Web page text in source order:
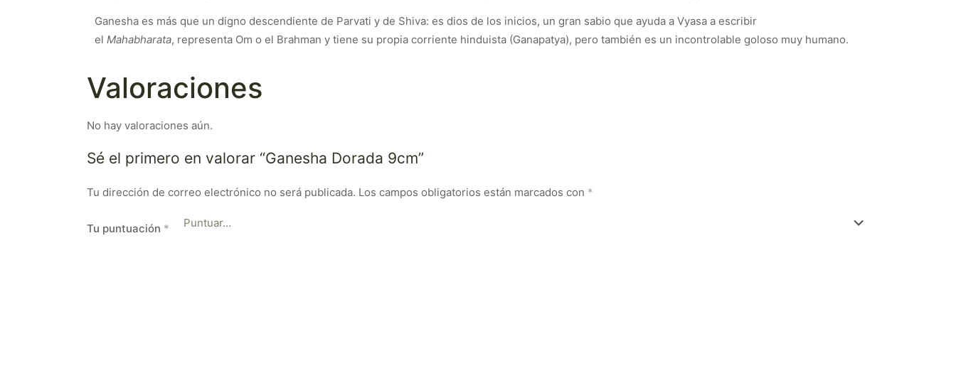
Ganesha es más que un digno descendiente de Parvati y de Shiva: es dios de los inicios, un gran sabio que ayuda a Vyasa a escribir
el Mahabharata, representa Om o el Brahman y tiene su propia corriente hinduista (Ganapatya), pero también es un incontrolable goloso muy humano.
Valoraciones
No hay valoraciones aún.
Sé el primero en valorar “Ganesha Dorada 9cm”
Tu dirección de correo electrónico no será publicada. Los campos obligatorios están marcados con *
Tu puntuación *